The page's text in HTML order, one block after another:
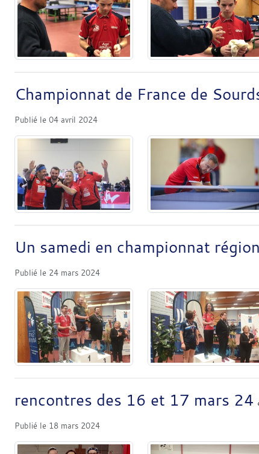
Championnat de France de
Publié le 04 avril 2024
Un samedi en championnat
Publié le 24 mars 2024
rencontres des 16 et 17 mars 24
Publié le 18 mars 2024